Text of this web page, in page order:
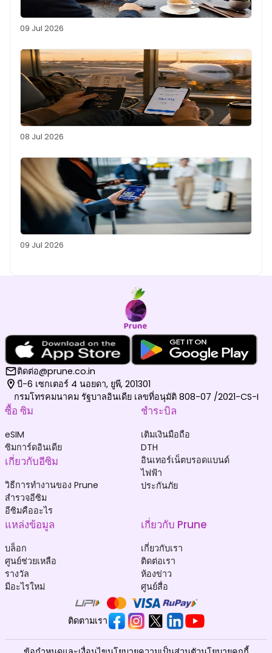
09 Jul 2026
08 Jul 2026
09 Jul 2026
ติดต่อ@prune.co.in
บี-6 เซกเตอร์ 4 นอยดา, ยูพี, 201301
กรมโทรคมนาคม รัฐบาลอินเดีย เลขที่อนุมัติ 808-07 /2021-CS-I
ซื้อ ซิม
eSIM
ซิมการ์ดอินเดีย
เกี่ยวกับอีซิม
วิธีการทำงานของ Prune
สำรวจอีซิม
อีซิมคืออะไร
ชำระบิล
เติมเงินมือถือ
DTH
อินเทอร์เน็ตบรอดแบนด์
ไฟฟ้า
ประกันภัย
แหล่งข้อมูล
บล็อก
ศูนย์ช่วยเหลือ
รางวัล
มีอะไรใหม่
เกี่ยวกับ Prune
เกี่ยวกับเรา
ติดต่อเรา
ห้องข่าว
ศูนย์สื่อ
ติดตามเรา